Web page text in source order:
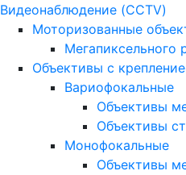
Видеонаблюдение (CCTV)
Моторизованные
Мегапиксельного
Объективы с
Вариофокальные
Объективы
Объективы
Монофокальные
Объективы